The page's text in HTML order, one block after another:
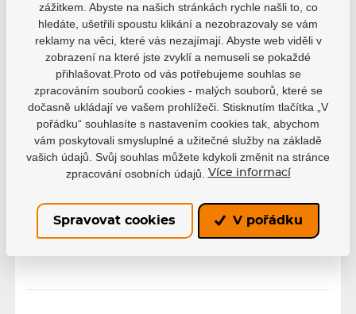
Velikost EUR
37 38 39 40
41
42
43 44 45
46
47
Řada Phuzion
Počet koleček 4x
Velikost koleček 80mm
zážitkem. Abyste na našich stránkách rychle našli to, co
hledáte, ušetřili spoustu klikání a nezobrazovaly se vám
reklamy na věci, které vás nezajímají. Abyste web viděli v
zobrazení na které jste zvyklí a nemuseli se pokaždé
přihlašovat.Proto od vás potřebujeme souhlas se
zpracováním souborů cookies - malých souborů, které se
dočasně ukládají ve vašem prohlížeči. Stisknutím tlačítka „V
pořádku“ souhlasíte s nastavením cookies tak, abychom
vám poskytovali smysluplné a užitečné služby na základě
vašich údajů. Svůj souhlas můžete kdykoli změnit na stránce
zpracování osobních údajů.
Více informací
Spravovat cookies V pořádku